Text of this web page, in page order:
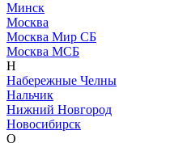
Минск
Москва
Москва Мир СБ
Москва МСБ
Н
Набережные Челны
Нальчик
Нижний Новгород
Новосибирск
О